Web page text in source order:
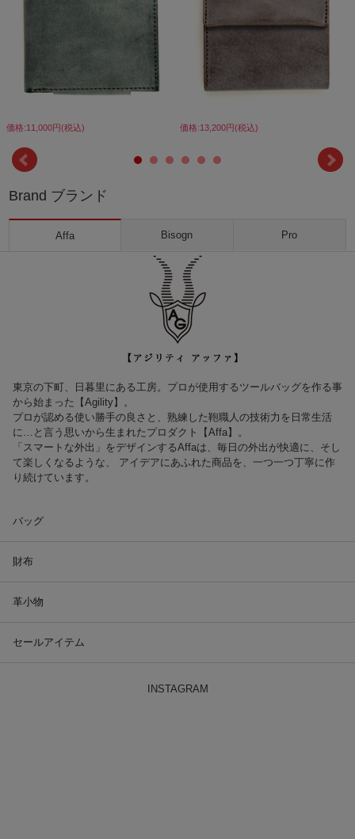
価格:11,000円(税込) 価格:13,200円(税込)
Brand ブランド
Affa Bisogn Pro
東京の下町、日暮里にある工房。プロが使用するツールバッグを作る事
から始まった【Agility】。
プロが認める使い勝手の良さと、熟練した鞄職人の技術力を日常生活
に…と言う思いから生まれたプロダクト【Affa】。
「スマートな外出」をデザインするAffaは、毎日の外出が快適に、そし
て楽しくなるような、 アイデアにあふれた商品を、一つ一つ丁寧に作
り続けています。
バッグ
財布
革小物
セールアイテム
INSTAGRAM